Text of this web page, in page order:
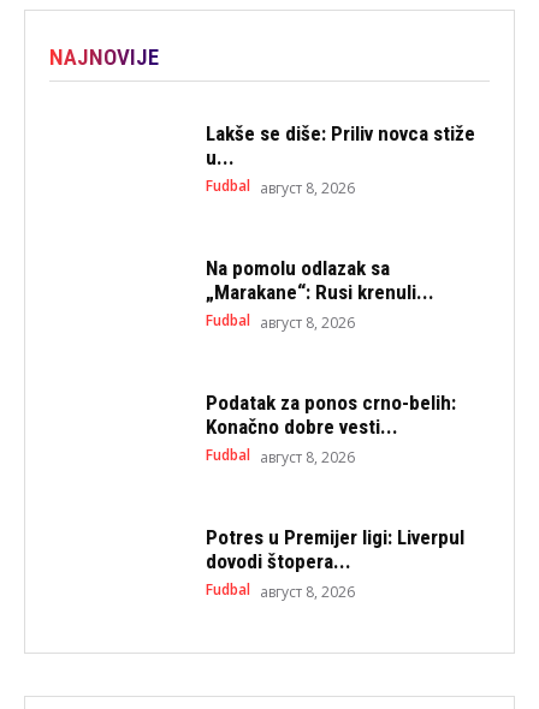
NAJNOVIJE
Lakše se diše: Priliv novca stiže
u...
Fudbal август 8, 2026
Na pomolu odlazak sa
„Marakane“: Rusi krenuli...
Fudbal август 8, 2026
Podatak za ponos crno-belih:
Konačno dobre vesti...
Fudbal август 8, 2026
Potres u Premijer ligi: Liverpul
dovodi štopera...
Fudbal август 8, 2026